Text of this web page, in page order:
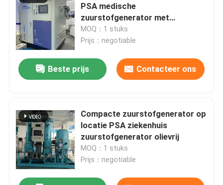
PSA medische
zuurstofgenerator met
vulstation
MOQ：1 stuks
Prijs：negotiable
Beste prijs Contacteer ons
Compacte zuurstofgenerator op
locatie PSA ziekenhuis
zuurstofgenerator olievrij
MOQ：1 stuks
Prijs：negotiable